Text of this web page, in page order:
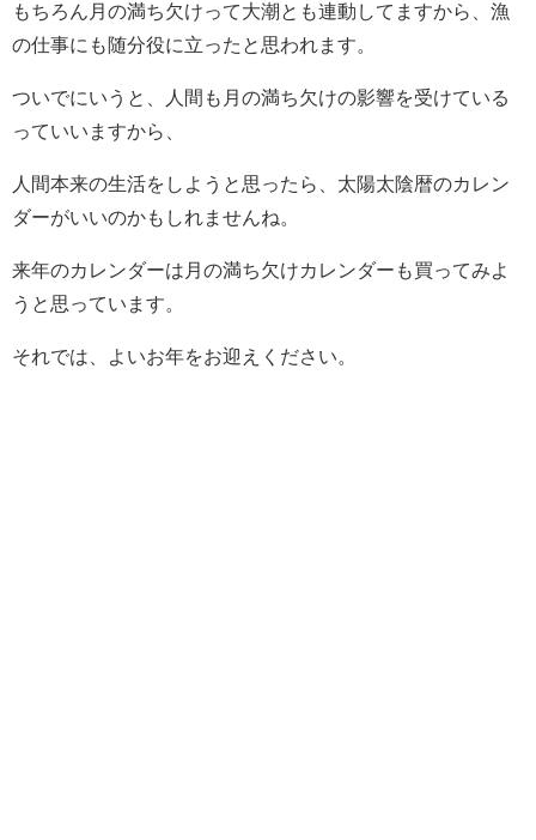
もちろん月の満ち欠けって大潮とも連動してますから、漁
の仕事にも随分役に立ったと思われます。
ついでにいうと、人間も月の満ち欠けの影響を受けている
っていいますから、
人間本来の生活をしようと思ったら、太陽太陰暦のカレン
ダーがいいのかもしれませんね。
来年のカレンダーは月の満ち欠けカレンダーも買ってみよ
うと思っています。
それでは、よいお年をお迎えください。